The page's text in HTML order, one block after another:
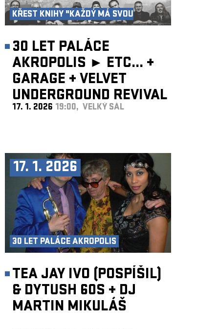
KŘEST KNIHY "KAŽDÝ MÁ SVOU
30 LET PALÁCE
AKROPOLIS ► ETC... +
GARAGE + VELVET
UNDERGROUND REVIVAL
BAND
17. 1. 2026 19:00, VELKÝ SÁL
17. 1. 2026
30 LET PALÁCE AKROPOLIS
TEA JAY IVO (POSPÍŠIL)
& DYTUSH 60S + DJ
MARTIN MIKULÁŠ